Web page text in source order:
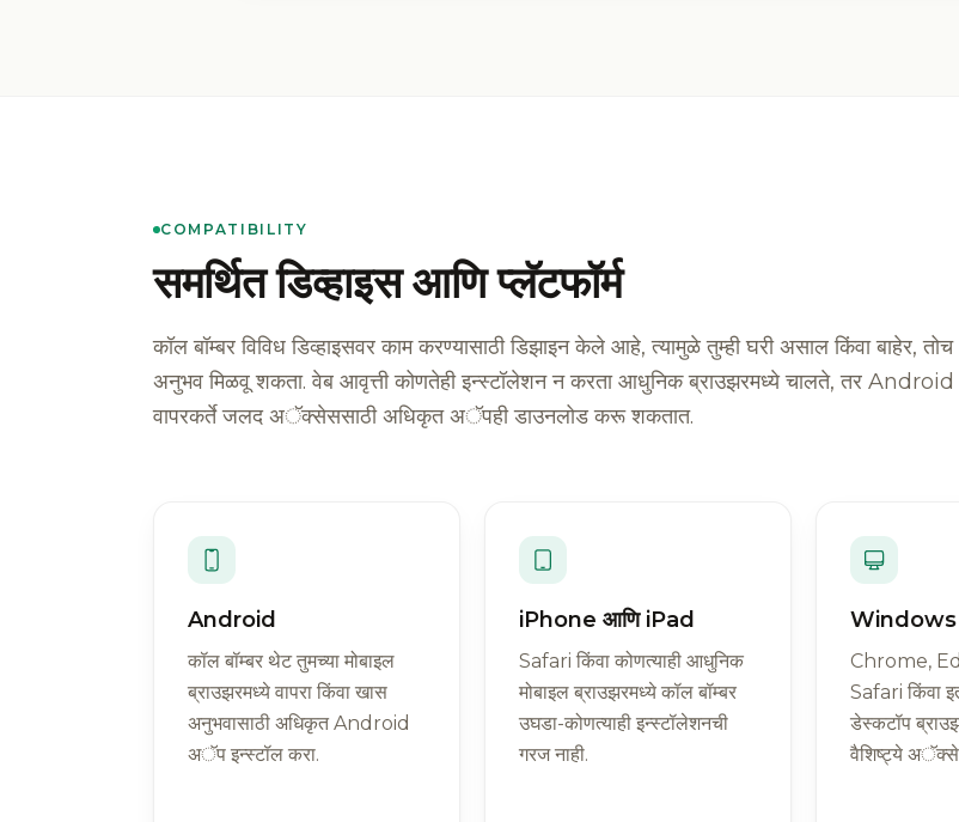
COMPATIBILITY
समर्थित डिव्हाइस आणि प्लॅटफॉर्म
कॉल बॉम्बर विविध डिव्हाइसवर काम करण्यासाठी डिझाइन केले आहे, त्यामुळे तुम्ही घरी असाल किंवा बाहेर, तोच
अनुभव मिळवू शकता. वेब आवृत्ती कोणतेही इन्स्टॉलेशन न करता आधुनिक ब्राउझरमध्ये चालते, तर Android
वापरकर्ते जलद अॅक्सेससाठी अधिकृत अॅपही डाउनलोड करू शकतात.
Android
कॉल बॉम्बर थेट तुमच्या मोबाइल
ब्राउझरमध्ये वापरा किंवा खास
अनुभवासाठी अधिकृत Android
अॅप इन्स्टॉल करा.
iPhone आणि iPad
Safari किंवा कोणत्याही आधुनिक
मोबाइल ब्राउझरमध्ये कॉल बॉम्बर
उघडा-कोणत्याही इन्स्टॉलेशनची
गरज नाही.
Windows
Chrome,
Safari किंवा
डेस्कटॉप
वैशिष्ट्ये